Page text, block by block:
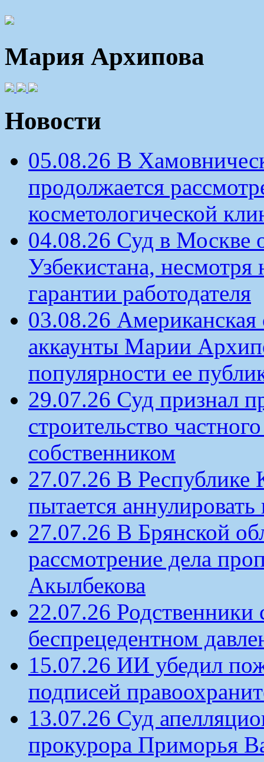
Мария Архипова
Новости
05.08.26 В
продолжается
косметологической
04.08.26 Суд в Москве
Узбекистана,
гарантии работодателя
03.08.26 Американская
аккаунты Марии
популярности ее
29.07.26 Суд признал
строительство
собственником
27.07.26 В
пытается аннулировать
27.07.26 В Брянской
рассмотрение дела
Акылбекова
22.07.26
беспрецедентном
15.07.26 ИИ убедил
подписей
13.07.26 Суд
прокурора Приморья